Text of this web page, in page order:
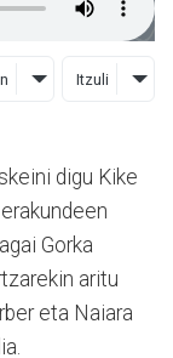
Itzuli
digu Kike
Gorka
aritu
eta Naiara